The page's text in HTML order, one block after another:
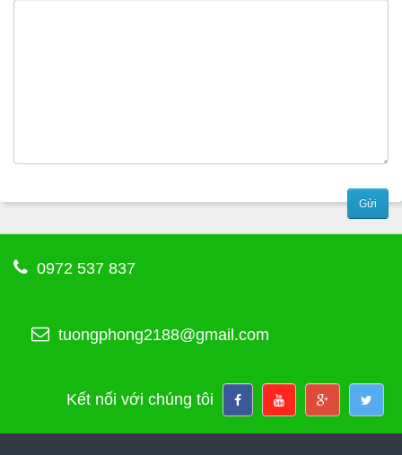
0972 537 837
tuongphong2188@gmail.com
Kết nối với chúng tôi